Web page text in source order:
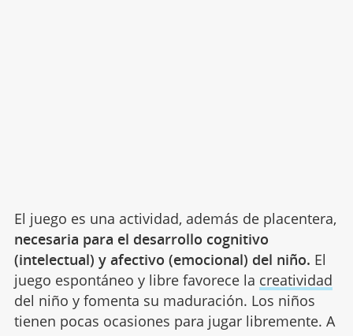
El juego es una actividad, además de placentera,
necesaria para el desarrollo cognitivo
(intelectual) y afectivo (emocional) del niño. El
juego espontáneo y libre favorece la creatividad
del niño y fomenta su maduración. Los niños
tienen pocas ocasiones para jugar libremente. A